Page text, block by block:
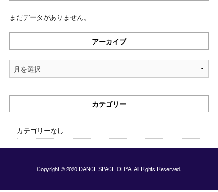
まだデータがありません。
アーカイブ
ア
ー
ブ
カテゴリー
カテゴリーなし
Copyright © 2020 DANCE SPACE OHYA. All Rights Reserved.